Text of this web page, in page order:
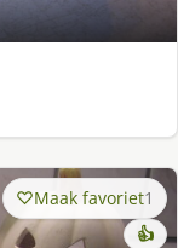
Maak favoriet1
👍